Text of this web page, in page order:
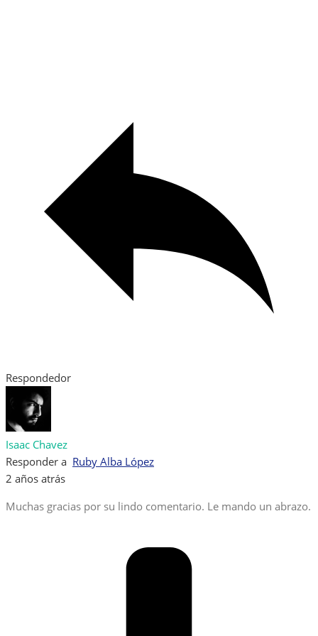
Respondedor
Isaac Chavez
Responder a Ruby Alba López
2 años atrás
Muchas gracias por su lindo comentario. Le mando un abrazo.